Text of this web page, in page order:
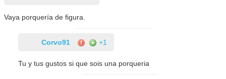
Vaya porquería de figura.
Corvo91 +1
Tu y tus gustos si que sois una porqueria